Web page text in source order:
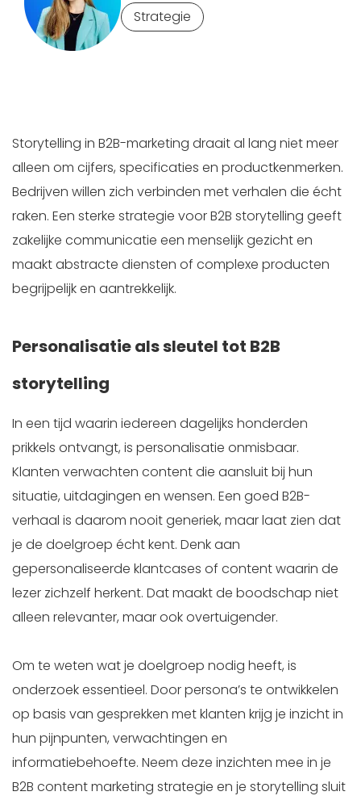
Strategie
Storytelling in B2B-marketing draait al lang niet meer
alleen om cijfers, specificaties en productkenmerken.
Bedrijven willen zich verbinden met verhalen die écht
raken. Een sterke strategie voor B2B storytelling geeft
zakelijke communicatie een menselijk gezicht en
maakt abstracte diensten of complexe producten
begrijpelijk en aantrekkelijk.
Personalisatie als sleutel tot B2B
storytelling
In een tijd waarin iedereen dagelijks honderden
prikkels ontvangt, is personalisatie onmisbaar.
Klanten verwachten content die aansluit bij hun
situatie, uitdagingen en wensen. Een goed B2B-
verhaal is daarom nooit generiek, maar laat zien dat
je de doelgroep écht kent. Denk aan
gepersonaliseerde klantcases of content waarin de
lezer zichzelf herkent. Dat maakt de boodschap niet
alleen relevanter, maar ook overtuigender.
Om te weten wat je doelgroep nodig heeft, is
onderzoek essentieel. Door persona’s te ontwikkelen
op basis van gesprekken met klanten krijg je inzicht in
hun pijnpunten, verwachtingen en
informatiebehoefte. Neem deze inzichten mee in je
B2B content marketing strategie en je storytelling sluit